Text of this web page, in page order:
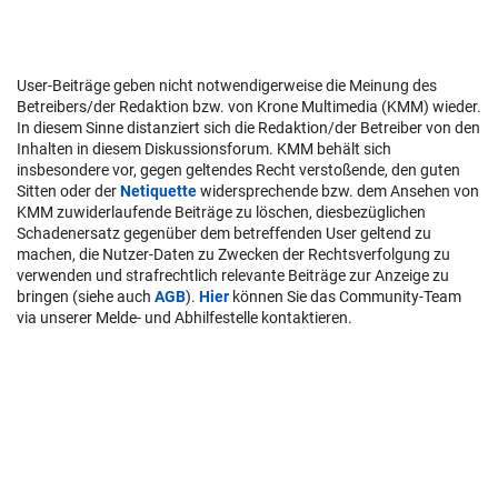
User-Beiträge geben nicht notwendigerweise die Meinung des
Betreibers/der Redaktion bzw. von Krone Multimedia (KMM) wieder.
In diesem Sinne distanziert sich die Redaktion/der Betreiber von den
Inhalten in diesem Diskussionsforum. KMM behält sich
insbesondere vor, gegen geltendes Recht verstoßende, den guten
Sitten oder derNetiquettewidersprechende bzw. dem Ansehen von
KMM zuwiderlaufende Beiträge zu löschen, diesbezüglichen
Schadenersatz gegenüber dem betreffenden User geltend zu
machen, die Nutzer-Daten zu Zwecken der Rechtsverfolgung zu
verwenden und strafrechtlich relevante Beiträge zur Anzeige zu
bringen (siehe auch AGB). Hier können Sie das Community-Team
via unserer Melde- und Abhilfestelle kontaktieren.